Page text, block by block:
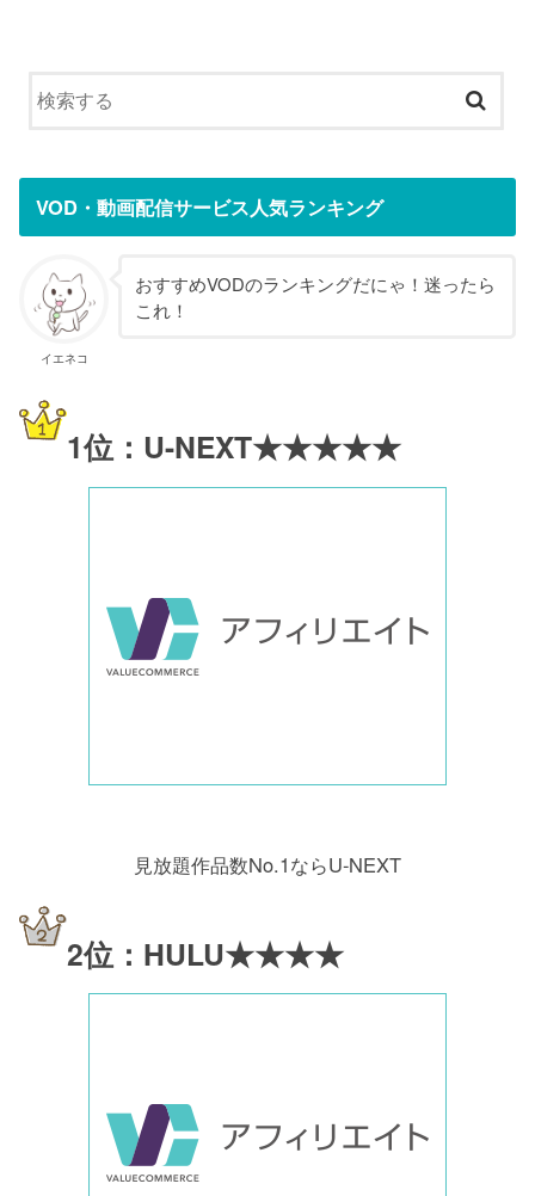
VOD・動画配信サービス人気ランキング
イエネコ
おすすめVODのランキングだにゃ！迷ったら
これ！
1位：U-NEXT★★★★★
見放題作品数No.1ならU-NEXT
2位：HULU★★★★